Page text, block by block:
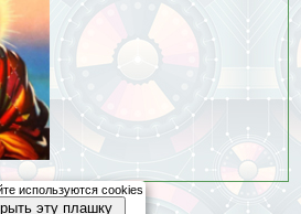
используются cookies
эту плашку